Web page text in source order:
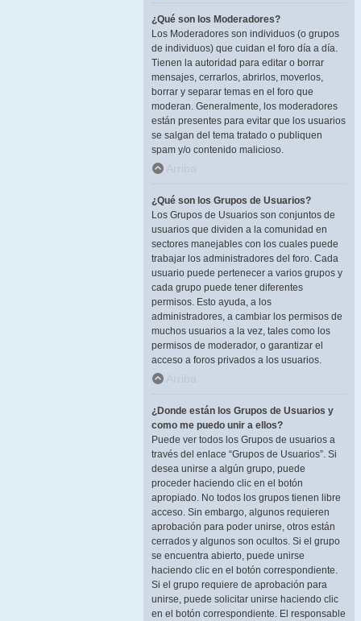
¿Qué son los Moderadores?
Los Moderadores son individuos (o grupos
de individuos) que cuidan el foro día a día.
Tienen la autoridad para editar o borrar
mensajes, cerrarlos, abrirlos, moverlos,
borrar y separar temas en el foro que
moderan. Generalmente, los moderadores
están presentes para evitar que los usuarios
se salgan del tema tratado o publiquen
spam y/o contenido malicioso.
Arriba
¿Qué son los Grupos de Usuarios?
Los Grupos de Usuarios son conjuntos de
usuarios que dividen a la comunidad en
sectores manejables con los cuales puede
trabajar los administradores del foro. Cada
usuario puede pertenecer a varios grupos y
cada grupo puede tener diferentes
permisos. Esto ayuda, a los
administradores, a cambiar los permisos de
muchos usuarios a la vez, tales como los
permisos de moderador, o garantizar el
acceso a foros privados a los usuarios.
Arriba
¿Donde están los Grupos de Usuarios y
como me puedo unir a ellos?
Puede ver todos los Grupos de usuarios a
través del enlace “Grupos de Usuarios”. Si
desea unirse a algún grupo, puede
proceder haciendo clic en el botón
apropiado. No todos los grupos tienen libre
acceso. Sin embargo, algunos requieren
aprobación para poder unirse, otros están
cerrados y algunos son ocultos. Si el grupo
se encuentra abierto, puede unirse
haciendo clic en el botón correspondiente.
Si el grupo requiere de aprobación para
unirse, puede solicitar unirse haciendo clic
en el botón correspondiente. El responsable